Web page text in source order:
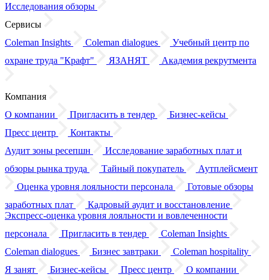
Исследования обзоры
Сервисы
Coleman Insights
Coleman dialogues
Учебный центр по
охране труда "Крафт"
ЯЗАНЯТ Академия рекрутмента
Компания
О компании
Пригласить в тендер
Бизнес-кейсы
Пресс центр
Контакты
Аудит зоны ресепшн
Исследование заработных плат и
обзоры рынка труда Тайный покупатель
Аутплейсмент
Оценка уровня лояльности персонала
Готовые обзоры
заработных плат
Кадровый аудит и восстановление
Экспресс-оценка уровня лояльности и вовлеченности
персонала
Пригласить в тендер
Coleman Insights
Coleman dialogues
Бизнес завтраки
Coleman hospitality
Я занят
Бизнес-кейсы Пресс центр
О компании